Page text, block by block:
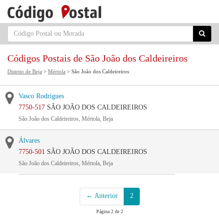
Códigos Postais de São João dos Caldeireiros
Distrito de Beja > Mértola > São João dos Caldeireiros
Vasco Rodrigues
7750-517 SÃO JOÃO DOS CALDEIREIROS
São João dos Caldeireiros, Mértola, Beja
Álvares
7750-501 SÃO JOÃO DOS CALDEIREIROS
São João dos Caldeireiros, Mértola, Beja
← Anterior 2
Página 2 de 2